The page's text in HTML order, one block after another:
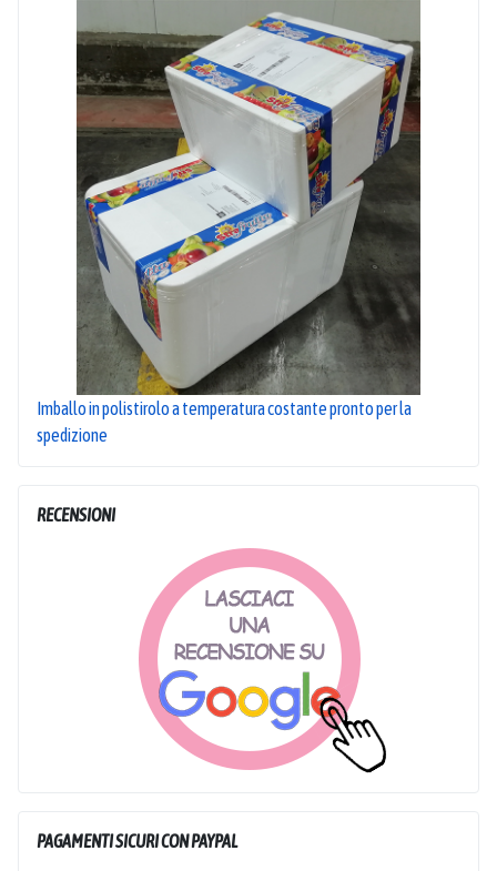
Imballo in polistirolo a temperatura costante pronto per la
spedizione
RECENSIONI
PAGAMENTI SICURI CON PAYPAL